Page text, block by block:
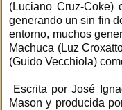
(Luciano Cruz-Coke)
generando un sin fin
entorno, muchos
Machuca (Luz
(Guido Vecchiola)
Escrita por José
Mason y producida